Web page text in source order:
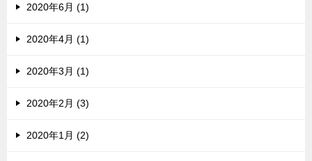
2020年6月 (1)
2020年4月 (1)
2020年3月 (1)
2020年2月 (3)
2020年1月 (2)